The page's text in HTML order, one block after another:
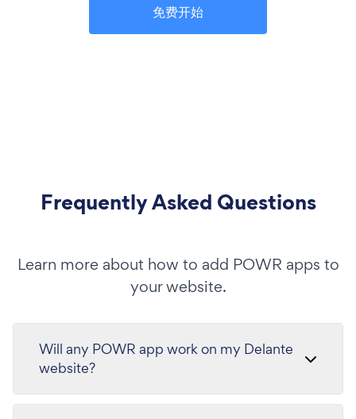
免费开始
Frequently Asked Questions
Learn more about how to add POWR apps to
your website.
Will any POWR app work on my Delante
website?